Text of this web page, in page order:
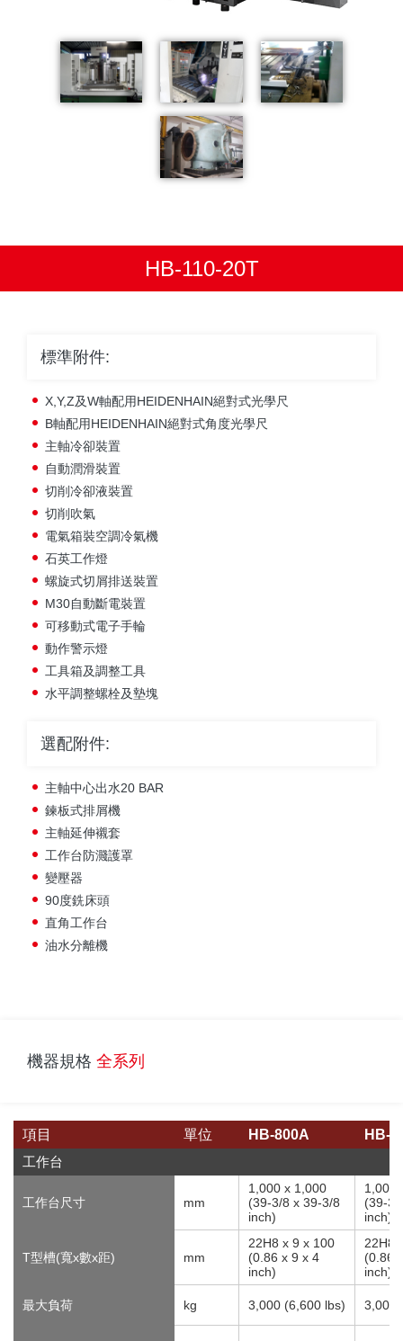
HB-110-20T
標準附件:
X,Y,Z及W軸配用HEIDENHAIN絕對式光學尺
B軸配用HEIDENHAIN絕對式角度光學尺
主軸冷卻裝置
自動潤滑裝置
切削冷卻液裝置
切削吹氣
電氣箱裝空調冷氣機
石英工作燈
螺旋式切屑排送裝置
M30自動斷電裝置
可移動式電子手輪
動作警示燈
工具箱及調整工具
水平調整螺栓及墊塊
選配附件:
主軸中心出水20 BAR
鍊板式排屑機
主軸延伸襯套
工作台防濺護罩
變壓器
90度銑床頭
直角工作台
油水分離機
機器規格 全系列
項目 單位 HB-800A
HB-
工作台
工作台尺寸 mm
1,000 x 1,000
(39-3/8 x 39-3/8
inch)
1,000
(39-3/
inch)
T型槽(寬x數x距) mm
22H8 x 9 x 100
(0.86 x 9 x 4
inch)
22H8
(0.86
inch)
最大負荷 kg 3,000 (6,600 lbs) 3,000